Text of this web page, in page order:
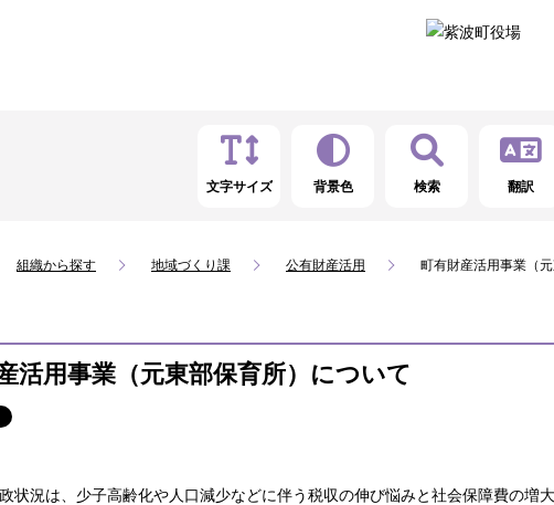
文字サイズ 背景色 検索 翻訳
組織から探す 地域づくり課 公有財産活用 町有財産活用事業（
活用事業（元東部保育所）について
状況は、少子高齢化や人口減少などに伴う税収の伸び悩みと社会保障費の増